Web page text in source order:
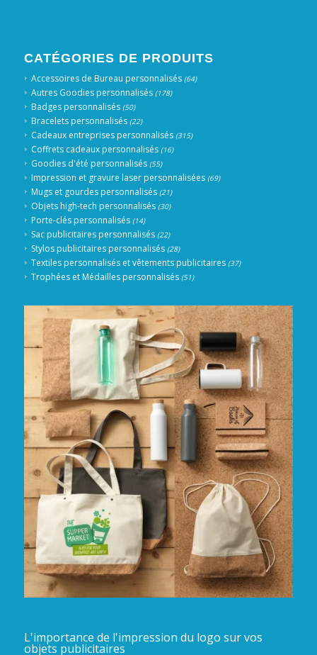
CATÉGORIES DE PRODUITS
Accessoires de Bureau personnalisés (64)
Autres Goodies personnalisés (178)
Badges personnalisés (50)
Bracelets personnalisés (22)
Cadeaux entreprises personnalisés (315)
Coffrets cadeaux personnalisés (16)
Goodies d'été personnalisés (55)
Impression et gravure laser personnalisées (69)
Mugs et gourdes personnalisés (21)
Objets high-tech personnalisés (30)
Porte-clés personnalisés (14)
Sac publicitaires personnalisés (22)
Stylos publicitaires personnalisés (28)
Textiles personnalisés et vêtements publicitaires (37)
Trophées et Médailles personnalisés (51)
L'importance de l'impression du logo sur vos
objets publicitaires